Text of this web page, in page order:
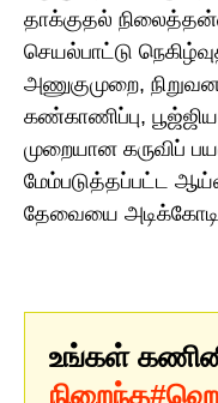
தாக்குதல்
செயல்பாட்டு
அணுகுமுறை,
கண்காணிப்பு,
முறையான கருவிப்
மேம்படுத்தப்பட்ட
தேவையை
உங்கள்